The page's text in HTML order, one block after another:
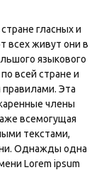
гласных и
всех живут они в
языкового
всей стране и
Эта
члены
всемогущая
текстами,
Однажды одна
Lorem ipsum